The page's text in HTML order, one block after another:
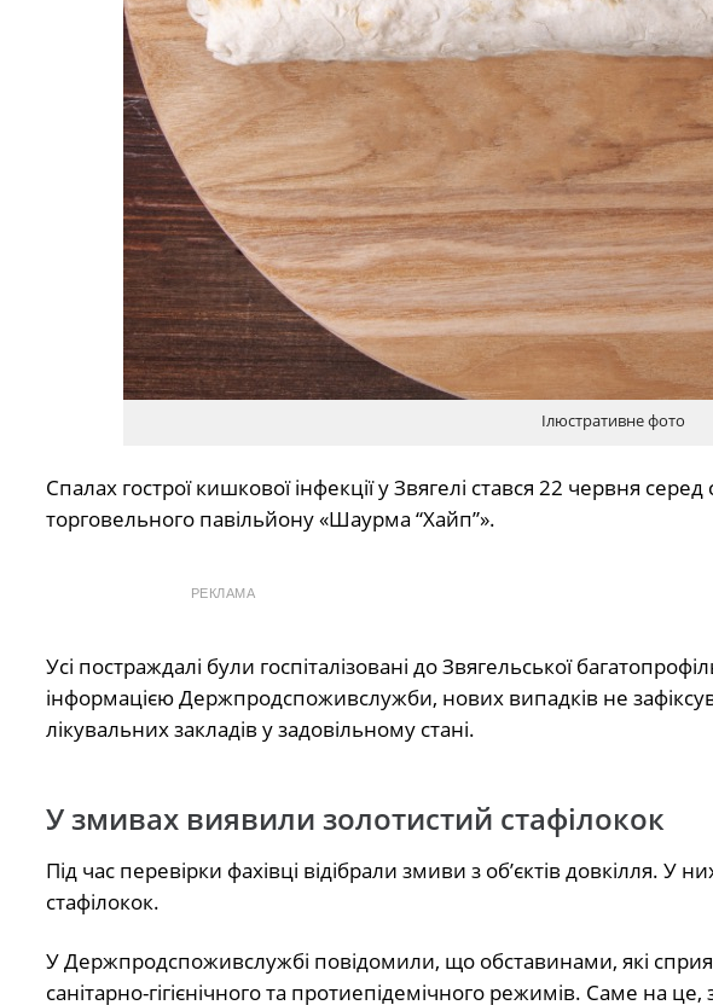
Ілюстративне фото
Спалах гострої кишкової інфекції у Звягелі стався 22 червня
торговельного павільйону «Шаурма “Хайп”».
РЕКЛАМА
Усі постраждалі були госпіталізовані до Звягельської
інформацією Держпродспоживслужби, нових випадків не
лікувальних закладів у задовільному стані.
У змивах виявили золотистий стафілокок
Під час перевірки фахівці відібрали змиви з об’єктів довкілля.
стафілокок.
У Держпродспоживслужбі повідомили, що обставинами, які
санітарно-гігієнічного та протиепідемічного режимів. Саме на